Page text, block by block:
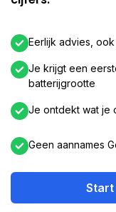
Eerlijk advies,
Je krijgt een
batterijgrootte
Je ontdekt wat je
Geen aannames
Start